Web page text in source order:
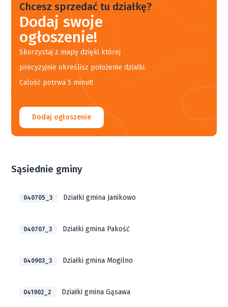
Chcesz sprzedać tu działkę?
Dodaj swoje
ogłoszenie!
Skorzystaj z mapy dzięki której
precyzyjnie określisz położenie działki.
Calość potrwa 5 minut!
Dodaj ogłoszenie
Sąsiednie gminy
040705_3 Działki gmina Janikowo
040707_3 Działki gmina Pakość
040903_3 Działki gmina Mogilno
041902_2 Działki gmina Gąsawa